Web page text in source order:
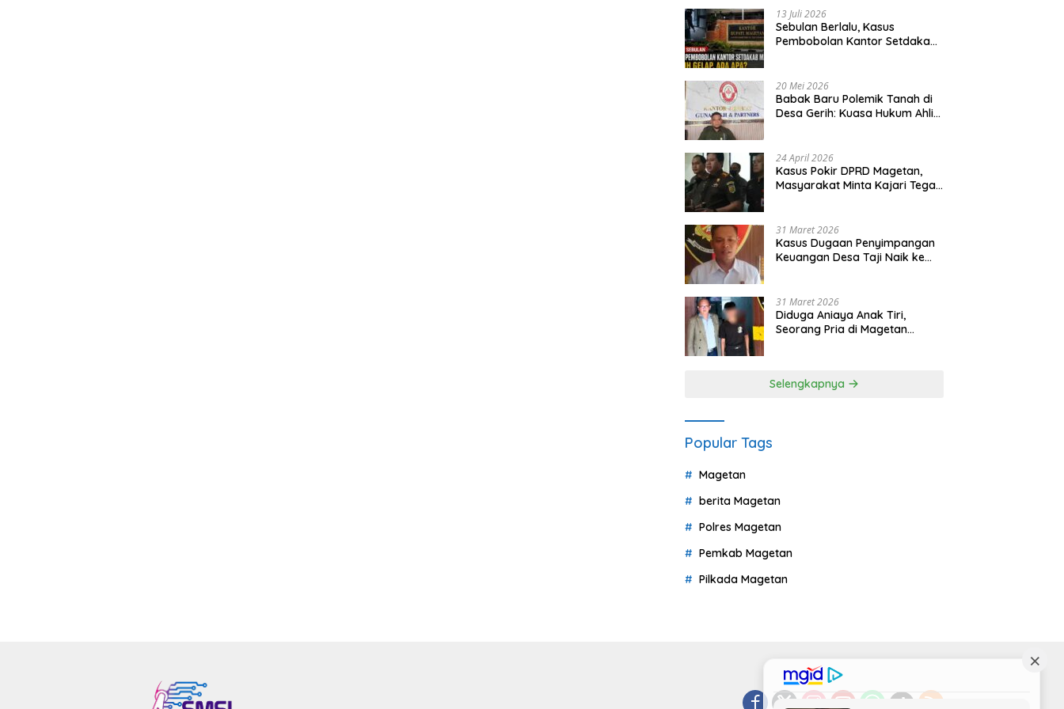
13 Juli 2026
Sebulan Berlalu, Kasus
Pembobolan Kantor Setdakab
20 Mei 2026
Babak Baru Polemik Tanah di
Desa Gerih: Kuasa Hukum Ahli
24 April 2026
Kasus Pokir DPRD Magetan,
Masyarakat Minta Kajari Tegak
31 Maret 2026
Kasus Dugaan Penyimpangan
Keuangan Desa Taji Naik ke
31 Maret 2026
Diduga Aniaya Anak Tiri,
Seorang Pria di Magetan
Selengkapnya
Popular Tags
Magetan
berita Magetan
Polres Magetan
Pemkab Magetan
Pilkada Magetan